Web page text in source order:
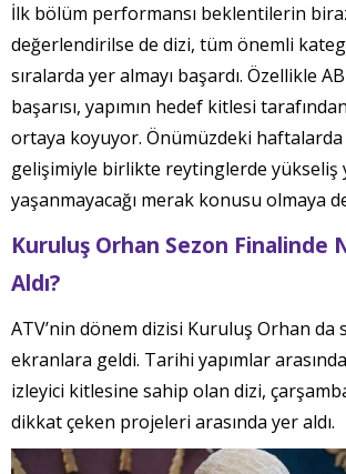
İlk bölüm performansı beklentilerin
değerlendirilse de dizi, tüm önemli
sıralarda yer almayı başardı. Özellikle
başarısı, yapımın hedef kitlesi
ortaya koyuyor. Önümüzdeki
gelişimiyle birlikte reytinglerde yükseliş
yaşanmayacağı merak konusu olmaya
Kuruluş Orhan Sezon Finalinde
Aldı?
ATV’nin dönem dizisi Kuruluş Orhan da
ekranlara geldi. Tarihi yapımlar
izleyici kitlesine sahip olan dizi,
dikkat çeken projeleri arasında yer aldı.